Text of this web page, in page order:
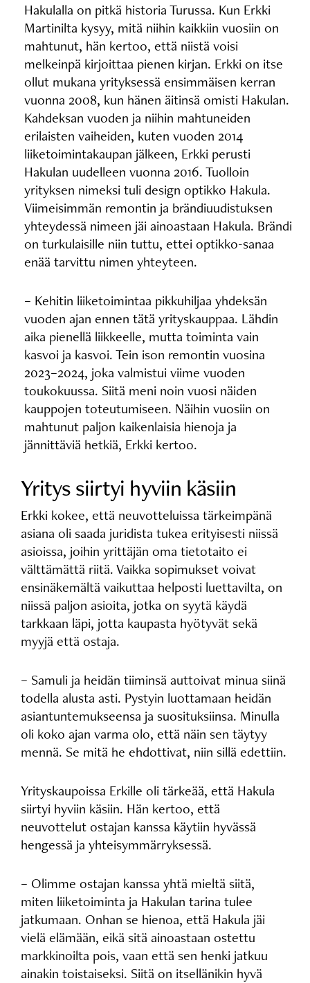
Hakulalla on pitkä historia Turussa. Kun Erkki
Martinilta kysyy, mitä niihin kaikkiin vuosiin on
mahtunut, hän kertoo, että niistä voisi
melkeinpä kirjoittaa pienen kirjan. Erkki on itse
ollut mukana yrityksessä ensimmäisen kerran
vuonna 2008, kun hänen äitinsä omisti Hakulan.
Kahdeksan vuoden ja niihin mahtuneiden
erilaisten vaiheiden, kuten vuoden 2014
liiketoimintakaupan jälkeen, Erkki perusti
Hakulan uudelleen vuonna 2016. Tuolloin
yrityksen nimeksi tuli design optikko Hakula.
Viimeisimmän remontin ja brändiuudistuksen
yhteydessä nimeen jäi ainoastaan Hakula. Brändi
on turkulaisille niin tuttu, ettei optikko-sanaa
enää tarvittu nimen yhteyteen.
– Kehitin liiketoimintaa pikkuhiljaa yhdeksän
vuoden ajan ennen tätä yrityskauppaa. Lähdin
aika pienellä liikkeelle, mutta toiminta vain
kasvoi ja kasvoi. Tein ison remontin vuosina
2023–2024, joka valmistui viime vuoden
toukokuussa. Siitä meni noin vuosi näiden
kauppojen toteutumiseen. Näihin vuosiin on
mahtunut paljon kaikenlaisia hienoja ja
jännittäviä hetkiä, Erkki kertoo.
Yritys siirtyi hyviin käsiin
Erkki kokee, että neuvotteluissa tärkeimpänä
asiana oli saada juridista tukea erityisesti niissä
asioissa, joihin yrittäjän oma tietotaito ei
välttämättä riitä. Vaikka sopimukset voivat
ensinäkemältä vaikuttaa helposti luettavilta, on
niissä paljon asioita, jotka on syytä käydä
tarkkaan läpi, jotta kaupasta hyötyvät sekä
myyjä että ostaja.
– Samuli ja heidän tiiminsä auttoivat minua siinä
todella alusta asti. Pystyin luottamaan heidän
asiantuntemukseensa ja suosituksiinsa. Minulla
oli koko ajan varma olo, että näin sen täytyy
mennä. Se mitä he ehdottivat, niin sillä edettiin.
Yrityskaupoissa Erkille oli tärkeää, että Hakula
siirtyi hyviin käsiin. Hän kertoo, että
neuvottelut ostajan kanssa käytiin hyvässä
hengessä ja yhteisymmärryksessä.
– Olimme ostajan kanssa yhtä mieltä siitä,
miten liiketoiminta ja Hakulan tarina tulee
jatkumaan. Onhan se hienoa, että Hakula jäi
vielä elämään, eikä sitä ainoastaan ostettu
markkinoilta pois, vaan että sen henki jatkuu
ainakin toistaiseksi. Siitä on itsellänikin hyvä